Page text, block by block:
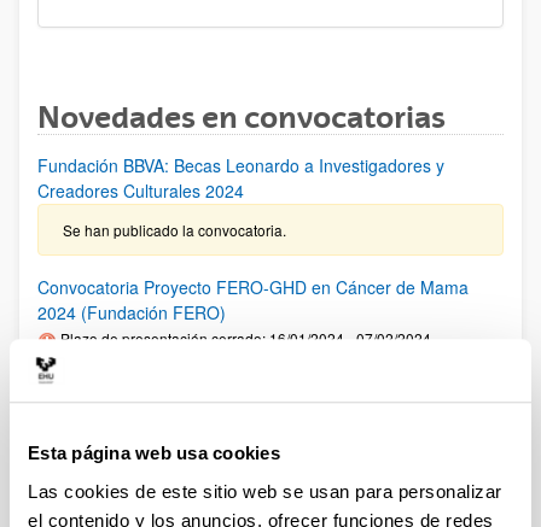
Esta página web usa cookies
Las cookies de este sitio web se usan para personalizar
el contenido y los anuncios, ofrecer funciones de redes
Novedades en convocatorias
Fundación BBVA: Becas Leonardo a Investigadores y
Creadores Culturales 2024
Se han publicado la convocatoria.
Convocatoria Proyecto FERO-GHD en Cáncer de Mama
2024 (Fundación FERO)
Plazo de presentación cerrado: 16/01/2024 - 07/02/2024
presentar una solicitud: 02/02/2024 Fase1: hasta el
2024